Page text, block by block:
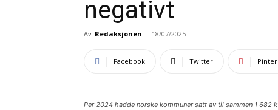
negativt
Av Redaksjonen - 18/07/2025
Facebook Twitter
Per 2024 hadde norske kommuner satt av til sammen 1